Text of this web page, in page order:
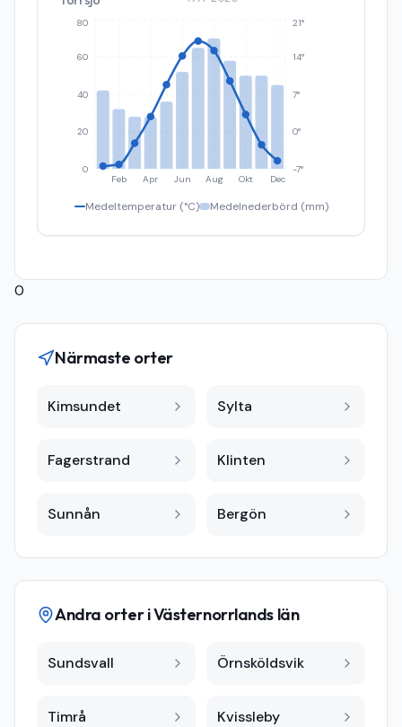
Feb Apr Jun Aug Okt Dec
0
20
40
60
80
-7°
0°
7°
14°
21°
Medeltemperatur (°C) Medelnederbörd (mm)
0
Närmaste orter
Kimsundet Sylta
Fagerstrand Klinten
Sunnån Bergön
Andra orter iVästernorrlands län
Sundsvall Örnsköldsvik
Timrå Kvissleby